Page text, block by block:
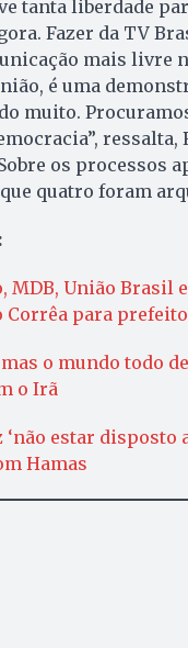
tanta liberdade
Fazer da TV
mais livre
é uma
muito.
ressalta,
os processos
quatro foram
União Brasil e
para
o mundo todo
o Irã
estar disposto
Hamas